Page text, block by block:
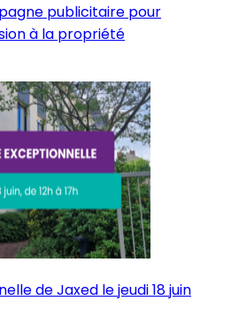
publicitaire pour
à la propriété
de Jaxed le jeudi 18 juin